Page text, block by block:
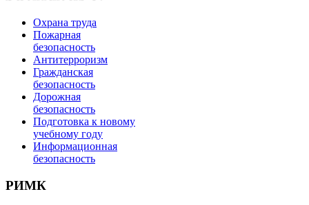
Охрана труда
Пожарная
безопасность
Антитерроризм
Гражданская
безопасность
Дорожная
безопасность
Подготовка к новому
учебному году
Информационная
безопасность
РИМК